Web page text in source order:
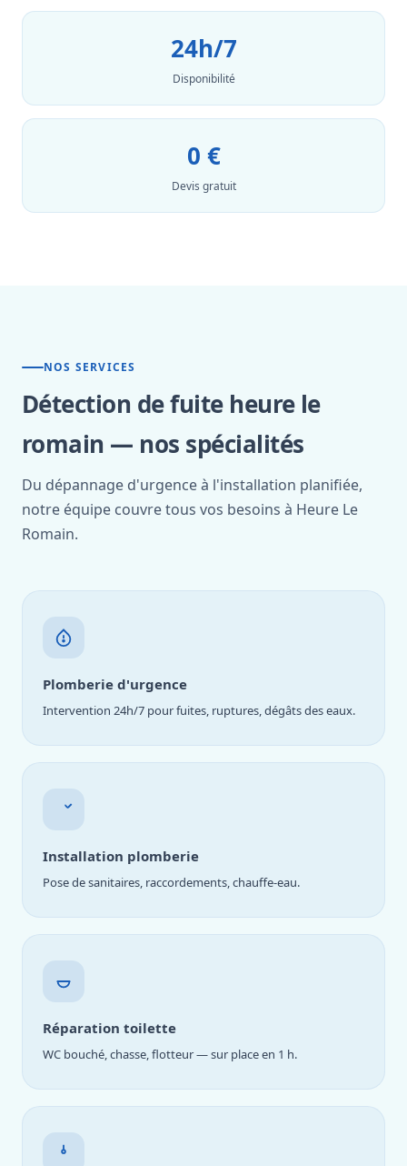
24h/7
Disponibilité
0 €
Devis gratuit
NOS SERVICES
Détection de fuite heure le
romain — nos spécialités
Du dépannage d'urgence à l'installation planifiée,
notre équipe couvre tous vos besoins à Heure Le
Romain.
Plomberie d'urgence
Intervention 24h/7 pour fuites, ruptures, dégâts des eaux.
Installation plomberie
Pose de sanitaires, raccordements, chauffe-eau.
Réparation toilette
WC bouché, chasse, flotteur — sur place en 1 h.